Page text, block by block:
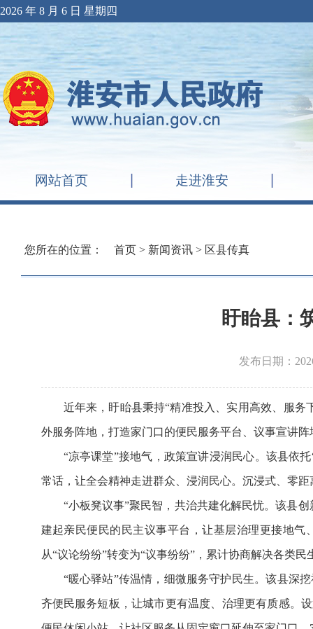
2026 年 8 月 6 日 星期四
网站首页 走进淮安
您所在的位置： 首页 > 新闻资讯 > 区县传真
盱眙县：
发布日期：
近年来，盱眙县秉持“精准投入、实用高效、服
外服务阵地，打造家门口的便民服务平台、议事宣讲
“凉亭课堂”接地气，政策宣讲浸润民心。该县依
常话，让全会精神走进群众、浸润民心。沉浸式、零
“小板凳议事”聚民智，共治共建化解民忧。该县
建起亲民便民的民主议事平台，让基层治理更接地气
从“议论纷纷”转变为“议事纷纷”，累计协商解决各类
“暖心驿站”传温情，细微服务守护民生。该县深
齐便民服务短板，让城市更有温度、治理更有质感。